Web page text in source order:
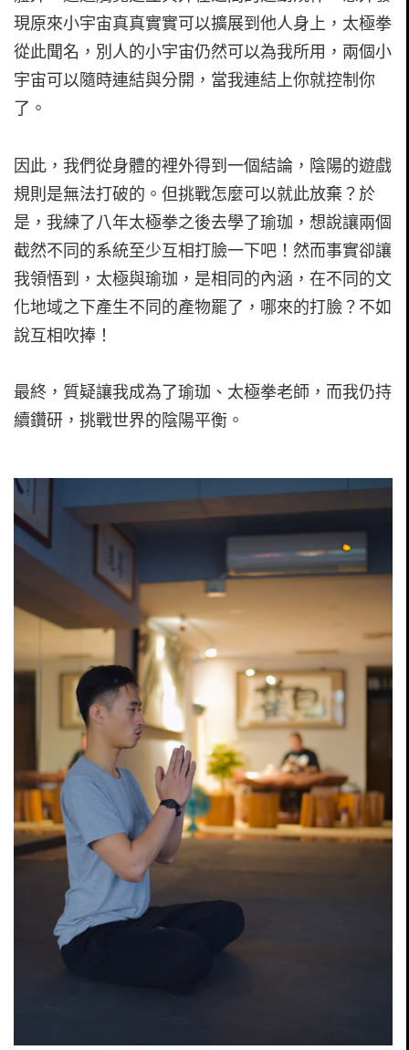
現原來小宇宙真真實實可以擴展到他人身上，太極拳
從此聞名，別人的小宇宙仍然可以為我所用，兩個小
宇宙可以隨時連結與分開，當我連結上你就控制你
了。
因此，我們從身體的裡外得到一個結論，陰陽的遊戲
規則是無法打破的。但挑戰怎麼可以就此放棄？於
是，我練了八年太極拳之後去學了瑜珈，想說讓兩個
截然不同的系統至少互相打臉一下吧！然而事實卻讓
我領悟到，太極與瑜珈，是相同的內涵，在不同的文
化地域之下產生不同的產物罷了，哪來的打臉？不如
說互相吹捧！
最終，質疑讓我成為了瑜珈、太極拳老師，而我仍持
續鑽研，挑戰世界的陰陽平衡。